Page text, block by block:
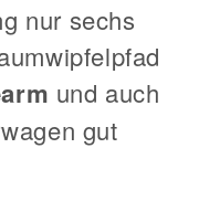
nur sechs
und auch
gut